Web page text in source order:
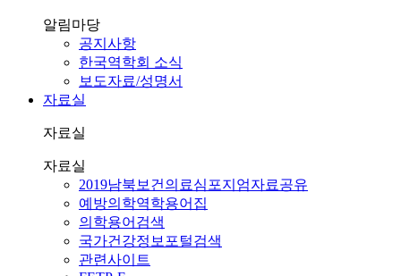
알림마당
공지사항
한국역학회 소식
보도자료/성명서
자료실
자료실
자료실
2019남북보건의료심포지엄자료공유
예방의학역학용어집
의학용어검색
국가건강정보포털검색
관련사이트